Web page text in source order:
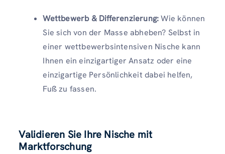
Wettbewerb & Differenzierung:Wie können
Sie sich von der Masse abheben? Selbst in
einer wettbewerbsintensiven Nische kann
Ihnen ein einzigartiger Ansatz oder eine
einzigartige Persönlichkeit dabei helfen,
Fuß zu fassen.
Validieren Sie Ihre Nische mit
Marktforschung